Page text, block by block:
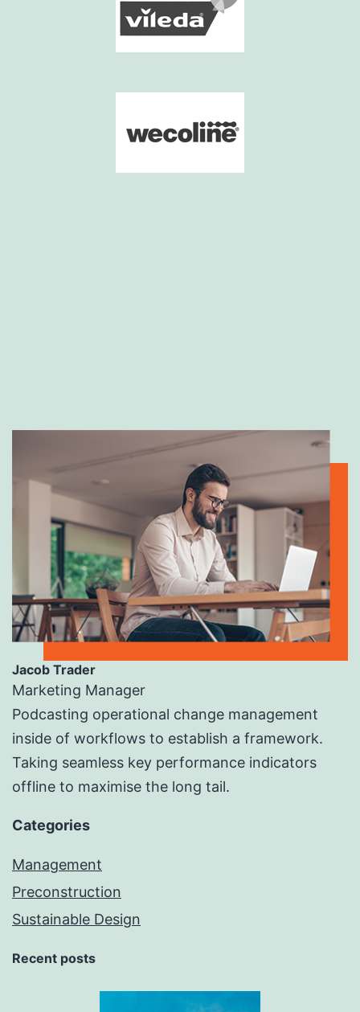
Jacob Trader
Marketing Manager
Podcasting operational change management
inside of workflows to establish a framework.
Taking seamless key performance indicators
offline to maximise the long tail.
Categories
Management
Preconstruction
Sustainable Design
Recent posts